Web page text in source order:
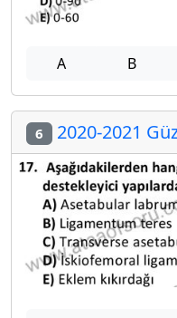
A B
6 2020-2021